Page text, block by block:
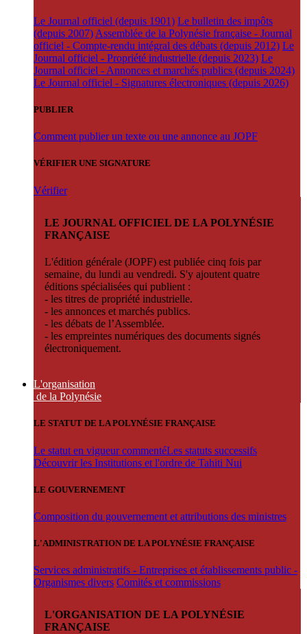
Le Journal officiel (depuis 1901) Le bulletin des impôts
(depuis 2007) Assemblée de la Polynésie française - Journal
officiel - Compte-rendu intégral des débats (depuis 2012) Le
Journal officiel - Propriété industrielle (depuis 2023) Le
Journal officiel - Annonces et marchés publics (depuis 2024)
Le Journal officiel - Signatures électroniques (depuis 2026)
PUBLIER
Comment publier un texte ou une annonce au JOPF
VÉRIFIER UNE SIGNATURE
Vérifier
LE JOURNAL OFFICIEL DE LA POLYNÉSIE
FRANÇAISE
L'édition générale (JOPF) est publiée cinq fois par
semaine, du lundi au vendredi. S'y ajoutent quatre
éditions spécialisées qui publient :
- les titres de propriété industrielle.
- les annonces et marchés publics.
- les débats de l’Assemblée.
- les empreintes numériques des documents signés
électroniquement.
L'organisation
de la Polynésie
LE STATUT DE LA POLYNÉSIE FRANÇAISE
Le statut en vigueur commentéLes statuts successifs
Découvrir les Institutions et l'ordre de Tahiti Nui
LE GOUVERNEMENT
Composition du gouvernement et attributions des ministres
L'ADMINISTRATION DE LA POLYNÉSIE FRANÇAISE
Services administratifs - Entreprises et établissements public -
Organismes divers Comités et commissions
L'ORGANISATION DE LA POLYNÉSIE
FRANÇAISE